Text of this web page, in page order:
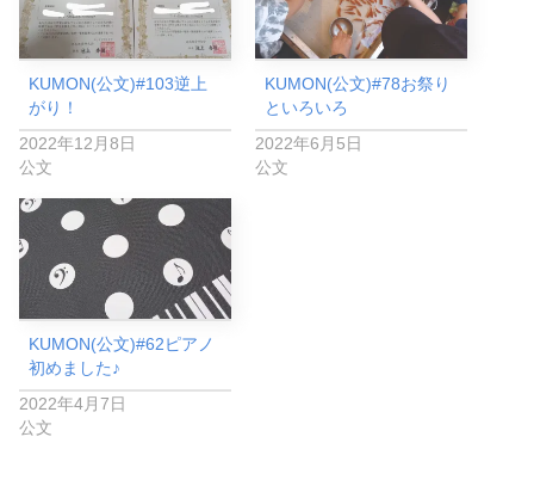
KUMON(公文)#103逆上
がり！
2022年12月8日
公文
KUMON(公文)#78お祭り
といろいろ
2022年6月5日
公文
KUMON(公文)#62ピアノ
初めました♪︎
2022年4月7日
公文